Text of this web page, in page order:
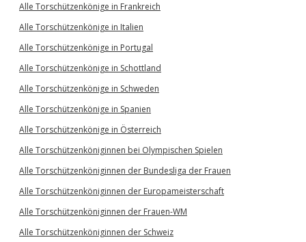
Alle Torschützenkönige in Frankreich
Alle Torschützenkönige in Italien
Alle Torschützenkönige in Portugal
Alle Torschützenkönige in Schottland
Alle Torschützenkönige in Schweden
Alle Torschützenkönige in Spanien
Alle Torschützenkönige in Österreich
Alle Torschützenköniginnen bei Olympischen Spielen
Alle Torschützenköniginnen der Bundesliga der Frauen
Alle Torschützenköniginnen der Europameisterschaft
Alle Torschützenköniginnen der Frauen-WM
Alle Torschützenköniginnen der Schweiz